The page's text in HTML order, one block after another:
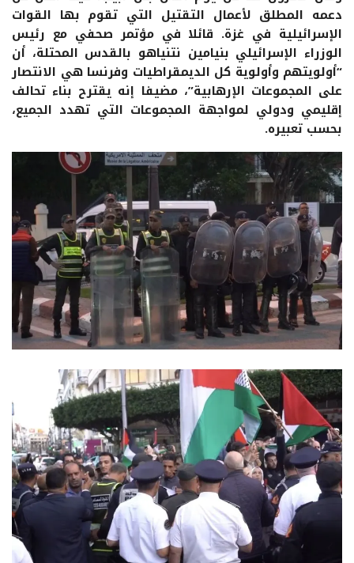
دعمه المطلق لأعمال التقتيل التي تقوم بها القوات
الإسرائيلية في غزة. قائلا في مؤتمر صحفي مع رئيس
الوزراء الإسرائيلي بنيامين نتنياهو بالقدس المحتلة، أن
“أولويتهم وأولوية كل الديمقراطيات وفرنسا هي الانتصار
على المجموعات الإرهابية”، مضيفا إنه يقترح بناء تحالف
إقليمي ودولي لمواجهة المجموعات التي تهدد الجميع،
بحسب تعبيره.